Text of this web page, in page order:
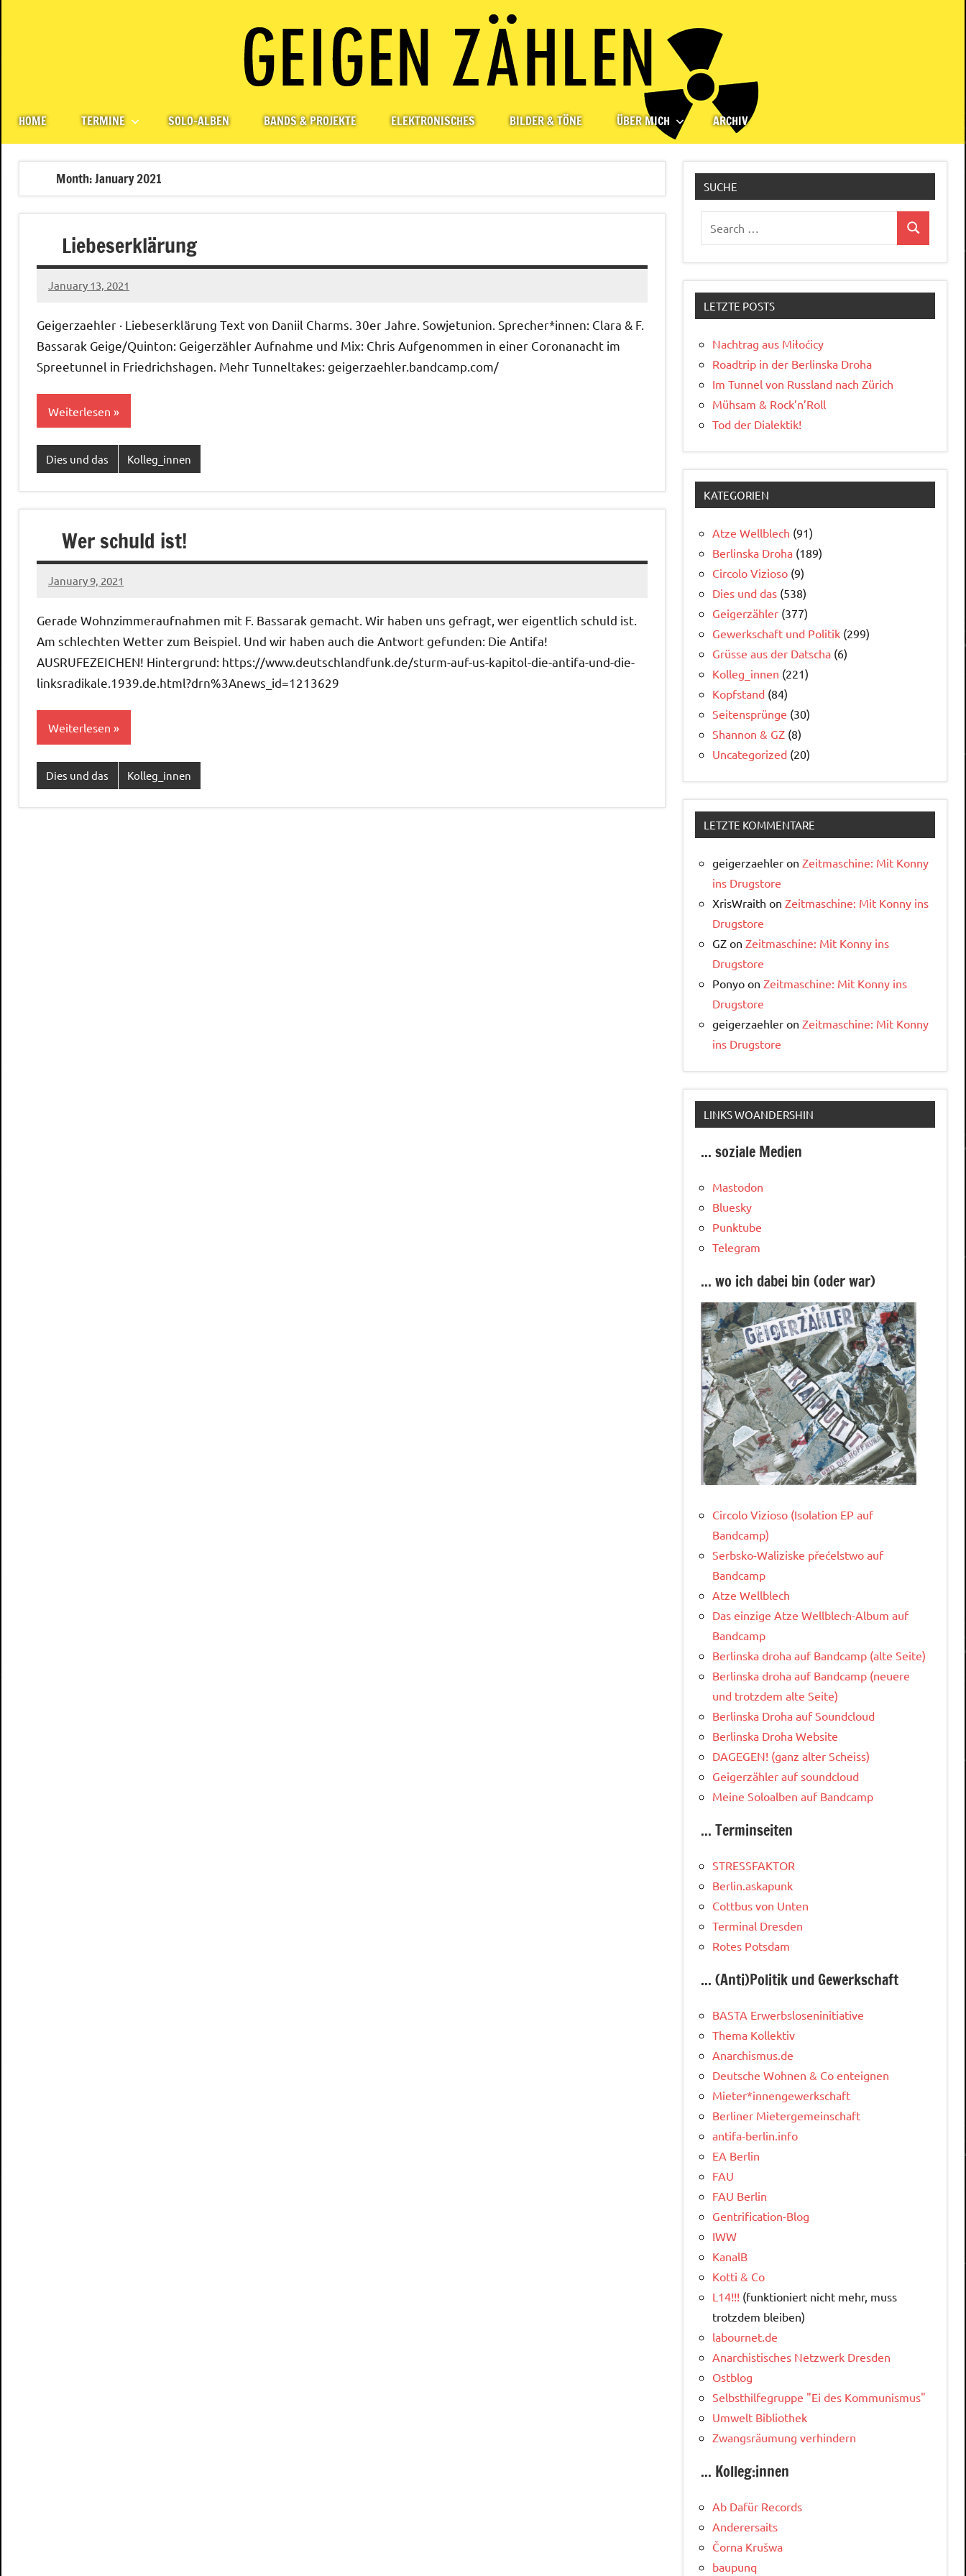
Geigerzähler
HOME TERMINE SOLO-ALBEN BANDS & PROJEKTE ELEKTRONISCHES BILDER & TÖNE ÜBER MICH ARCHIV
Month:January 2021
Liebeserklärung
January 13, 2021
Ilja
Geigerzaehler · Liebeserklärung Text von Daniil Charms. 30er Jahre. Sowjetunion. Sprecher*innen: Clara & F.
Bassarak Geige/Quinton: Geigerzähler Aufnahme und Mix: Chris Aufgenommen in einer Coronanacht im
Spreetunnel in Friedrichshagen. Mehr Tunneltakes: geigerzaehler.bandcamp.com/
Weiterlesen
Dies und das Kolleg_innen
Wer schuld ist!
January 9, 2021
Ilja
Gerade Wohnzimmeraufnahmen mit F. Bassarak gemacht. Wir haben uns gefragt, wer eigentlich schuld ist.
Am schlechten Wetter zum Beispiel. Und wir haben auch die Antwort gefunden: Die Antifa!
AUSRUFEZEICHEN! Hintergrund: https://www.deutschlandfunk.de/sturm-auf-us-kapitol-die-antifa-und-die-
linksradikale.1939.de.html?drn%3Anews_id=1213629
Weiterlesen
Dies und das Kolleg_innen
SUCHE
for:
Search
LETZTE POSTS
Nachtrag aus Miłoćicy
Roadtrip in der Berlinska Droha
Im Tunnel von Russland nach Zürich
Mühsam & Rock’n’Roll
Tod der Dialektik!
KATEGORIEN
Atze Wellblech (91)
Berlinska Droha (189)
Circolo Vizioso (9)
Dies und das (538)
Geigerzähler (377)
Gewerkschaft und Politik (299)
Grüsse aus der Datscha (6)
Kolleg_innen (221)
Kopfstand (84)
Seitensprünge (30)
Shannon & GZ (8)
Uncategorized (20)
LETZTE KOMMENTARE
geigerzaehler on Zeitmaschine: Mit Konny
ins Drugstore
XrisWraith on Zeitmaschine: Mit Konny ins
Drugstore
GZ on Zeitmaschine: Mit Konny ins
Drugstore
Ponyo on Zeitmaschine: Mit Konny ins
Drugstore
geigerzaehler on Zeitmaschine: Mit Konny
ins Drugstore
LINKS WOANDERSHIN
... soziale Medien
Mastodon
Bluesky
Punktube
Telegram
... wo ich dabei bin (oder war)
Circolo Vizioso (Isolation EP auf
Bandcamp)
Serbsko-Waliziske přećelstwo auf
Bandcamp
Atze Wellblech
Das einzige Atze Wellblech-Album auf
Bandcamp
Berlinska droha auf Bandcamp (alte Seite)
Berlinska droha auf Bandcamp (neuere
und trotzdem alte Seite)
Berlinska Droha auf Soundcloud
Berlinska Droha Website
DAGEGEN! (ganz alter Scheiss)
Geigerzähler auf soundcloud
Meine Soloalben auf Bandcamp
... Terminseiten
STRESSFAKTOR
Berlin.askapunk
Cottbus von Unten
Terminal Dresden
Rotes Potsdam
... (Anti)Politik und Gewerkschaft
BASTA Erwerbsloseninitiative
Thema Kollektiv
Anarchismus.de
Deutsche Wohnen & Co enteignen
Mieter*innengewerkschaft
Berliner Mietergemeinschaft
antifa-berlin.info
EA Berlin
FAU
FAU Berlin
Gentrification-Blog
IWW
KanalB
Kotti & Co
L14!!! (funktioniert nicht mehr, muss
trotzdem bleiben)
labournet.de
Anarchistisches Netzwerk Dresden
Ostblog
Selbsthilfegruppe "Ei des Kommunismus"
Umwelt Bibliothek
Zwangsräumung verhindern
... Kolleg:innen
Ab Dafür Records
Anderersaits
Čorna Krušwa
baupunq